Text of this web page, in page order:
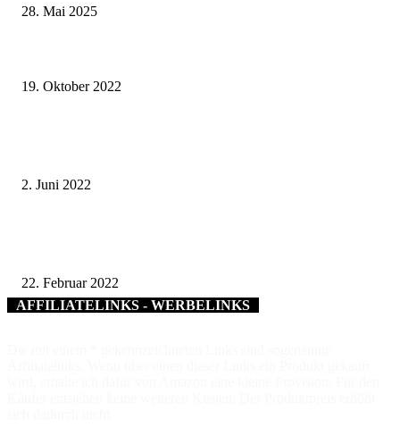
28. Mai 2025
19. Oktober 2022
2. Juni 2022
22. Februar 2022
AFFILIATELINKS - WERBELINKS